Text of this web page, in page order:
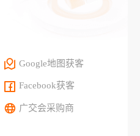
Google地图获客
Facebook获客
广交会采购商